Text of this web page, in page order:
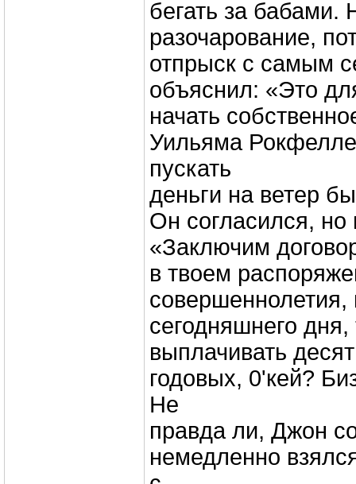
бегать за бабами.
разочарование,
отпрыск с самым
объяснил: «Это
начать
Уильяма
пускать
деньги на ветер
Он согласился, но
«Заключим
в твоем
совершеннолетия,
сегодняшнего
выплачивать
годовых, 0'кей?
Не
правда ли, Джон
немедленно